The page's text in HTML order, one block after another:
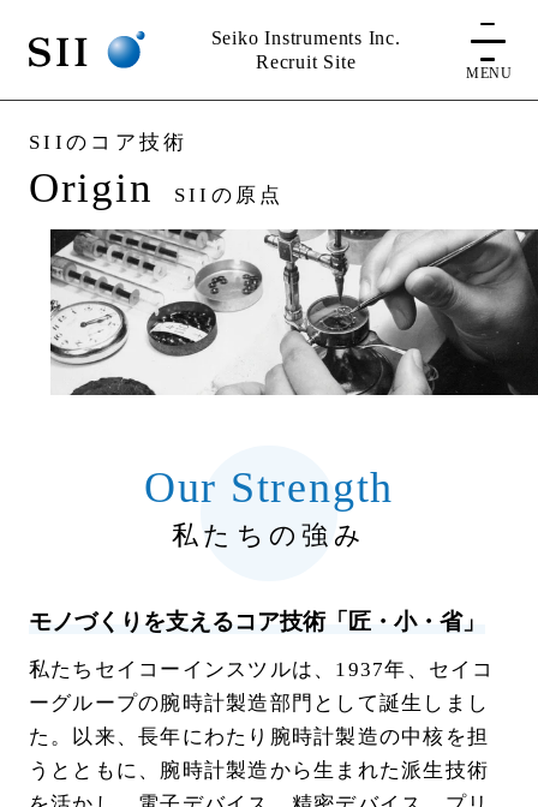
Seiko Instruments Inc.
Recruit Site
SIIのコア技術
Origin SIIの原点
Our Strength
私たちの強み
モノづくりを支えるコア技術「匠・小・省」
私たちセイコーインスツルは、1937年、セイコ
ーグループの腕時計製造部門として誕生しまし
た。以来、長年にわたり腕時計製造の中核を担
うとともに、腕時計製造から生まれた派生技術
MENU